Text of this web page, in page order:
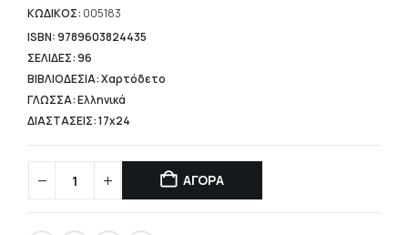
είναι:
4,45 €.
ΚΩΔΙΚΟΣ: 005183
ISBN: 9789603824435
ΣΕΛΙΔΕΣ: 96
ΒΙΒΛΙΟΔΕΣΙΑ: Χαρτόδετο
ΓΛΩΣΣΑ: Ελληνικά
ΔΙΑΣΤΑΣΕΙΣ: 17x24
ΑΓΟΡΑ